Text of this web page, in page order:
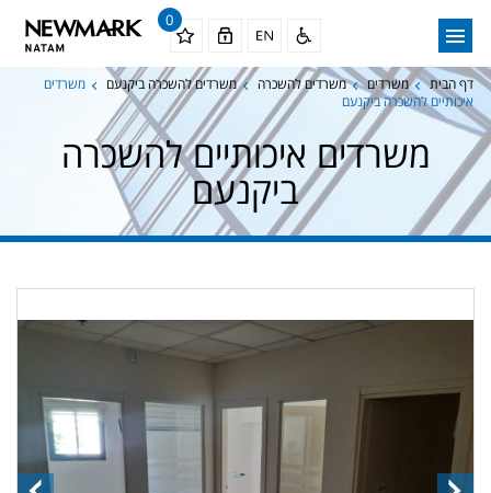
0
דף הבית משרדים משרדים להשכרה משרדים להשכרה ביקנעם
משרדים
איכותיים להשכרה ביקנעם
משרדים איכותיים להשכרה
ביקנעם